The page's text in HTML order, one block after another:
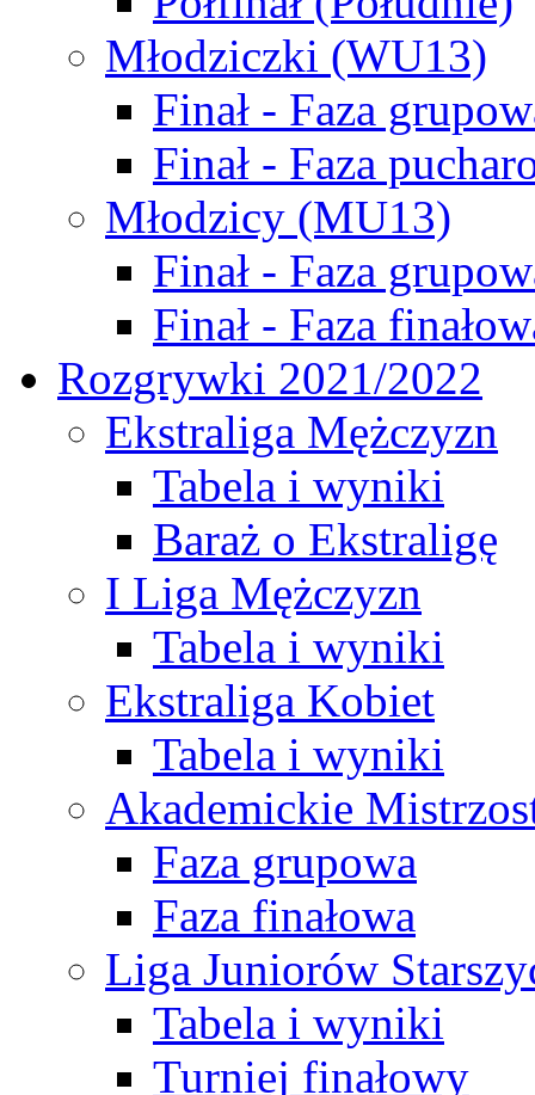
Młodziczki (WU13)
Finał - Faza
Finał - Faza
Młodzicy (MU13)
Finał - Faza
Finał - Faza
Rozgrywki 2021/2022
Ekstraliga Mężczyzn
Tabela i wyniki
Baraż o Ekstraligę
I Liga Mężczyzn
Tabela i wyniki
Ekstraliga Kobiet
Tabela i wyniki
Akademickie
Faza grupowa
Faza finałowa
Liga Juniorów
Tabela i wyniki
Turniej finałowy